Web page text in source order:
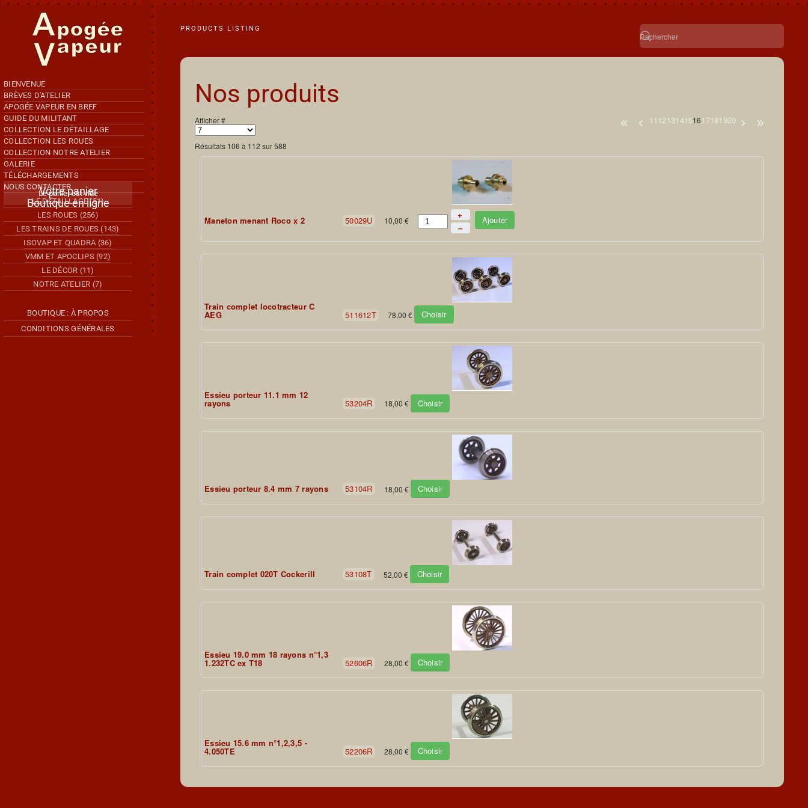
Accéder au contenu principal
BIENVENUE
BRÈVES D'ATELIER
APOGÉE VAPEUR EN BREF
GUIDE DU MILITANT
COLLECTION LE DÉTAILLAGE
COLLECTION LES ROUES
COLLECTION NOTRE ATELIER
GALERIE
TÉLÉCHARGEMENTS
NOUS CONTACTER
Votre panier
Le panier est vide
Boutique en ligne
LE DÉTAILLAGE (51)
LES ROUES (256)
LES TRAINS DE ROUES (143)
ISOVAP ET QUADRA (36)
VMM ET APOCLIPS (92)
LE DÉCOR (11)
NOTRE ATELIER (7)
BOUTIQUE : À PROPOS
CONDITIONS GÉNÉRALES
PRODUCTS LISTING
Nos produits
Afficher # 11 121314151617181920
Résultats 106 à 112 sur 588
Maneton menant Roco x 2 50029U 10,00 €
+
–
Ajouter
Train complet locotracteur C
AEG 511612T 78,00 € Choisir
Essieu porteur 11.1 mm 12
rayons 53204R 18,00 € Choisir
Essieu porteur 8.4 mm 7 rayons 53104R 18,00 € Choisir
Train complet 020T Cockerill 53108T 52,00 € Choisir
Essieu 19.0 mm 18 rayons n°1,3
1.232TC ex T18 52606R 28,00 € Choisir
Essieu 15.6 mm n°1,2,3,5 -
4.050TE 52206R 28,00 € Choisir